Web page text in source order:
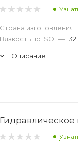
Страна изготовления
Вязкость по ISO — 32
Описание
Гидравлическое